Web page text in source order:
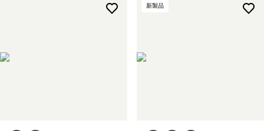
新製品